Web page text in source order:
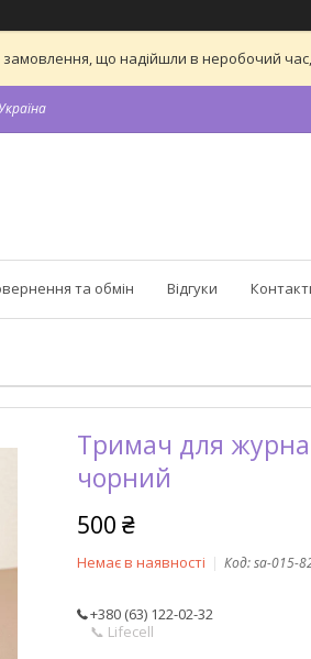
замовлення, що надійшли в неробочий
та обмін Відгуки
Тримач для
чорний
500 ₴
Немає в наявності Код:sa-015-
+380 (63) 122-02-32
📞 Lifecell